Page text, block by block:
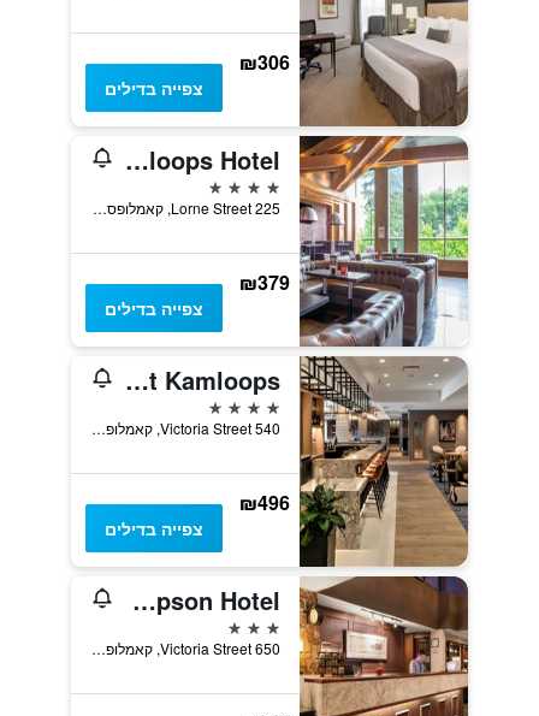
₪306
צפייה בדילים
Sandman Signature Kamloops Hotel
4 כוכבים
225 Lorne Street, קאמלופס, BC, קנדה
₪379
צפייה בדילים
Delta Hotels by Marriott Kamloops
4 כוכבים
540 Victoria Street, קאמלופס, BC, קנדה
₪496
צפייה בדילים
The Thompson Hotel
3 כוכבים
650 Victoria Street, קאמלופס, BC, קנדה